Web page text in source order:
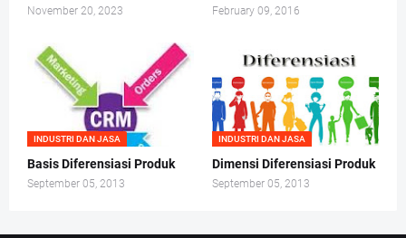
November 20, 2023 February 09, 2016
INDUSTRI DAN JASA
Basis Diferensiasi Produk
September 05, 2013
INDUSTRI DAN JASA
Dimensi Diferensiasi Produk
September 05, 2013